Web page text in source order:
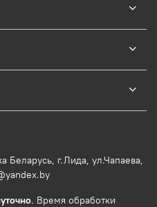
Беларусь, г.Лида, ул.Чапаева,
. Время обработки